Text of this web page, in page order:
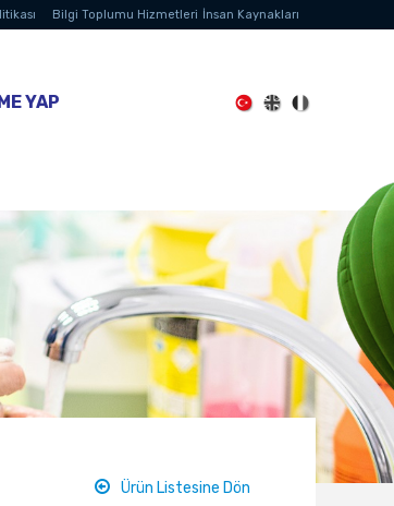
Bilgi Toplumu Hizmetleri İnsan Kaynakları
YAP
Ürün Listesine Dön